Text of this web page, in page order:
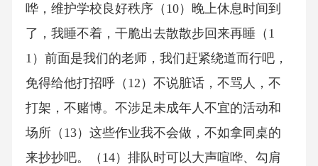
哗，维护学校良好秩序（10）晚上休息时间到
了，我睡不着，干脆出去散散步回来再睡（1
1）前面是我们的老师，我们赶紧绕道而行吧，
免得给他打招呼（12）不说脏话，不骂人，不
打架，不赌博。不涉足未成年人不宜的活动和
场所（13）这些作业我不会做，不如拿同桌的
来抄抄吧。（14）排队时可以大声喧哗、勾肩